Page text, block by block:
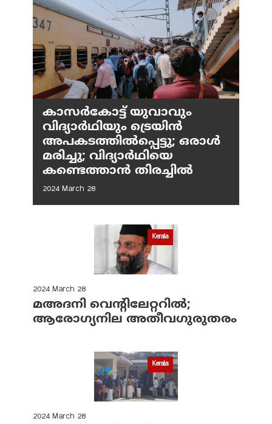
കാസർകോട്ട് യുവാവും
വിദ്യാർഥിയും ട്രെയിൻ
അപകടത്തിൽപ്പെട്ടു; ഒരാൾ
മരിച്ചു; വിദ്യാർഥിയെ
കണ്ടെത്താൻ തിരച്ചിൽ
2024 March 28
Kerala
2024 March 28
മഅദനി വെന്റിലേറ്ററിൽ;
ആരോഗ്യനില അതീവഗുരുതരം
Kerala
2024 March 28